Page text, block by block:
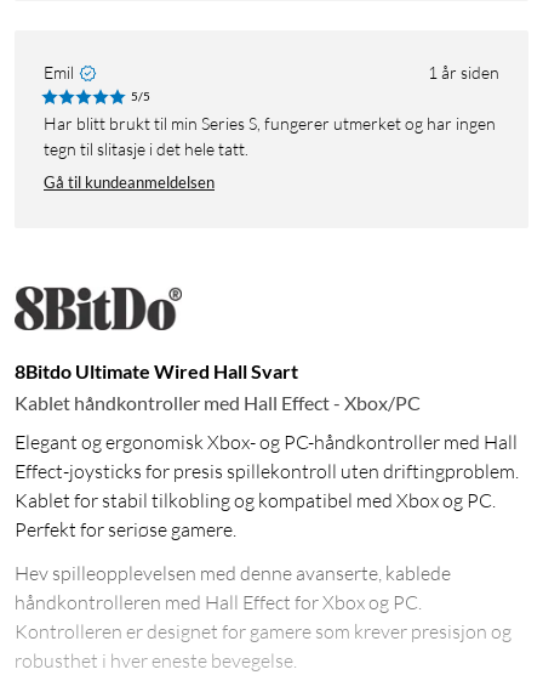
Emil 1 år siden
5/5
Har blitt brukt til min Series S, fungerer utmerket og har ingen
tegn til slitasje i det hele tatt.
Gå til kundeanmeldelsen
8Bitdo Ultimate Wired Hall Svart
Kablet håndkontroller med Hall Effect - Xbox/PC
Elegant og ergonomisk Xbox- og PC-håndkontroller med Hall
Effect-joysticks for presis spillekontroll uten driftingproblem.
Kablet for stabil tilkobling og kompatibel med Xbox og PC.
Perfekt for seriøse gamere.
Hev spilleopplevelsen med denne avanserte, kablede
håndkontrolleren med Hall Effect for Xbox og PC.
Kontrolleren er designet for gamere som krever presisjon og
robusthet i hver eneste bevegelse.